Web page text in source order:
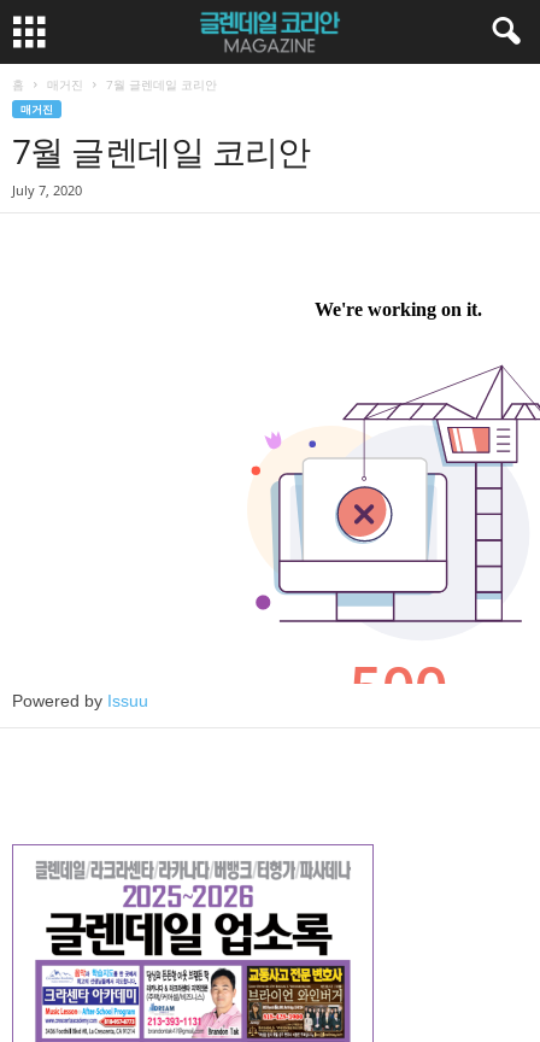
홈 매거진 7월 글렌데일 코리안
매거진
7월 글렌데일 코리안
July 7, 2020
Powered by Issuu